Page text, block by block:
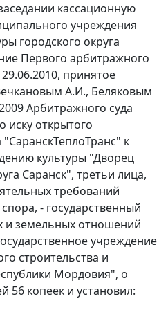
кассационную
учреждения
городского округа
Первого арбитражного
принятое
А.И., Беляковым
Арбитражного суда
иску открытого
к
культуры "Дворец
Саранск", третьи лица,
требований
- государственный
и земельных отношений
учреждение
строительства и
Мордовия", о
56 копеек и установил: